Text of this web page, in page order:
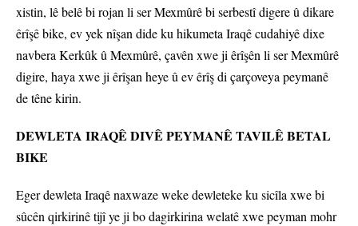
xistin, lê belê bi rojan li ser Mexmûrê bi serbestî digere û dikare
êrîşê bike, ev yek nîşan dide ku hikumeta Iraqê cudahiyê dixe
navbera Kerkûk û Mexmûrê, çavên xwe ji êrîşên li ser Mexmûrê
digire, haya xwe ji êrîşan heye û ev êrîş di çarçoveya peymanê
de têne kirin.
DEWLETA IRAQÊ DIVÊ PEYMANÊ TAVILÊ BETAL
BIKE
Eger dewleta Iraqê naxwaze weke dewleteke ku sicîla xwe bi
sûcên qirkirinê tijî ye ji bo dagirkirina welatê xwe peyman mohr